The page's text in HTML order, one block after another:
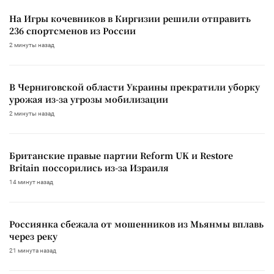
На Игры кочевников в Киргизии решили отправить
236 спортсменов из России
2 минуты назад
В Черниговской области Украины прекратили уборку
урожая из-за угрозы мобилизации
2 минуты назад
Британские правые партии Reform UK и Restore
Britain поссорились из-за Израиля
14 минут назад
Россиянка сбежала от мошенников из Мьянмы вплавь
через реку
21 минута назад